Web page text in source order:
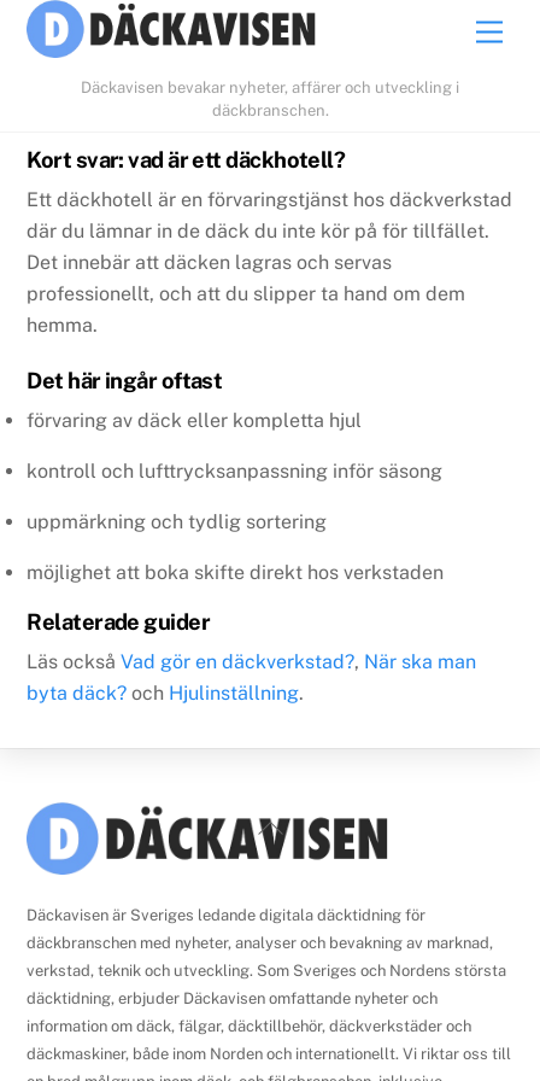
Skip
Däckavisen bevakar nyheter, affärer och utveckling i
däckbranschen.
Kort svar: vad är ett däckhotell?
Ett däckhotell är en förvaringstjänst hos däckverkstad
där du lämnar in de däck du inte kör på för tillfället.
Det innebär att däcken lagras och servas
professionellt, och att du slipper ta hand om dem
hemma.
Det här ingår oftast
förvaring av däck eller kompletta hjul
kontroll och lufttrycksanpassning inför säsong
uppmärkning och tydlig sortering
möjlighet att boka skifte direkt hos verkstaden
Relaterade guider
Läs ocksåVad gör en däckverkstad?, När ska man
byta däck? och Hjulinställning.
Back
To
Däckavisen är Sveriges ledande digitala däcktidning för
däckbranschen med nyheter, analyser och bevakning av marknad,
verkstad, teknik och utveckling. Som Sveriges och Nordens största
däcktidning, erbjuder Däckavisen omfattande nyheter och
information om däck, fälgar, däcktillbehör, däckverkstäder och
däckmaskiner, både inom Norden och internationellt. Vi riktar oss till